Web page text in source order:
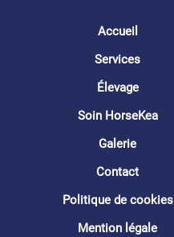
Accueil
Services
Élevage
Soin HorseKea
Galerie
Contact
Politique de cookies
Mention légale